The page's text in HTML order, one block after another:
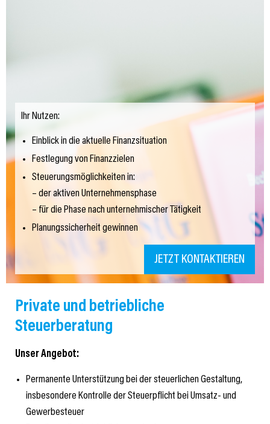
Private und betriebliche
Steuerberatung
Unser Angebot:
Permanente Unterstützung bei der steuerlichen Gestaltung,
insbesondere Kontrolle der Steuerpflicht bei Umsatz- und
Gewerbesteuer
Ihr Nutzen:
Einblick in die aktuelle Finanzsituation
Festlegung von Finanzzielen
Steuerungsmöglichkeiten in:
– der aktiven Unternehmensphase
– für die Phase nach unternehmischer Tätigkeit
Planungssicherheit gewinnen
JETZT KONTAKTIEREN